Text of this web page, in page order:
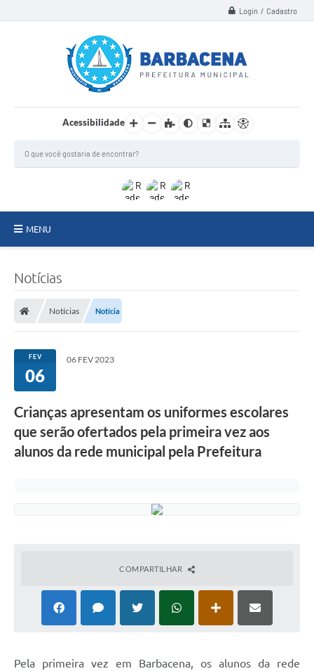
Login / Cadastro
Acessibilidade
MENU
Meio Ambiente
Ouvidoria
Visite Barbacena
PPA - PLANO PLURIANUAL 2026/2029
PCA (Planos de Contratações Anuais)
Notícias
Notícias Notícia
FEV
06
06 FEV 2023
Crianças apresentam os uniformes escolares
que serão ofertados pela primeira vez aos
alunos da rede municipal pela Prefeitura
COMPARTILHAR
Pela primeira vez em Barbacena, os alunos da rede